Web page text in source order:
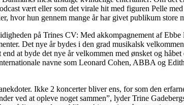
vært eller som det virale hit med figuren Pelle
hun gennem mange år har givet publikum store
på Trines CV: Med akkompagnement af
Det nye år bydes i den grad musikalsk
at byde det nye år velkommen med ønsket og
navne som Leonard Cohen, ABBA og
Ikke 2 koncerter bliver ens, for som den
ved at opleve noget sammen”, lyder Trine